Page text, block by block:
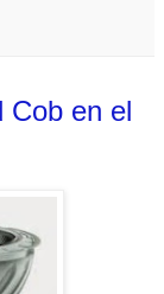
Cob en el